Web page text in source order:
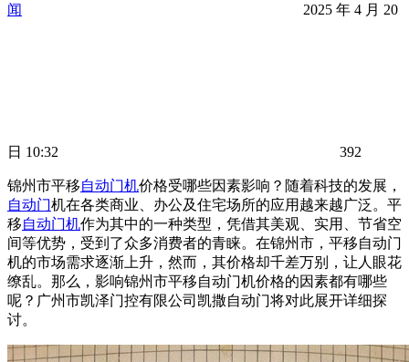
闻 2025 年 4 月 20
日 10:32 392
锦州市平移自动门机价格受哪些因素影响？随着科技的发展，
自动门机在各类商业、办公及住宅场所的应用越来越广泛。平
移自动门机作为其中的一种类型，凭借其美观、实用、节省空
间等优势，受到了众多消费者的青睐。在锦州市，平移自动门
机的市场需求逐渐上升，然而，其价格却千差万别，让人眼花
缭乱。那么，影响锦州市平移自动门机价格的因素都有哪些
呢？广州市凯泽门控有限公司凯撒自动门将对此展开详细探
讨。